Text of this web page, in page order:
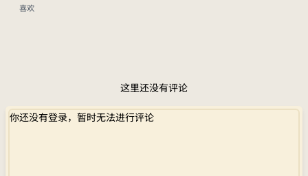
喜欢
这里还没有评论
你还没有登录，暂时无法进行评论